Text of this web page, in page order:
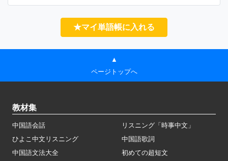
★マイ単語帳に入れる
▲
ページトップへ
教材集
中国語会話
リスニング「時事中文」
ひよこ中文リスニング
中国語歌詞
中国語文法大全
初めての超短文